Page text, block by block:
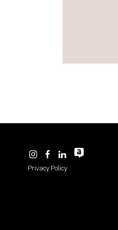
Privacy Policy